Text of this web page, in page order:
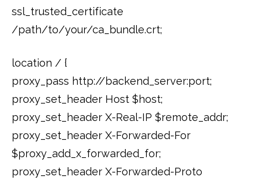
ssl_trusted_certificate
/path/to/your/ca_bundle.crt;
location / {
proxy_pass http://backend_server:port;
proxy_set_header Host $host;
proxy_set_header X-Real-IP $remote_addr;
proxy_set_header X-Forwarded-For
$proxy_add_x_forwarded_for;
proxy_set_header X-Forwarded-Proto